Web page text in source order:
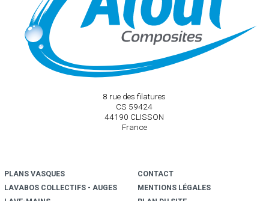
8 rue des filatures
CS 59424
44190 CLISSON
France
PLANS VASQUES
LAVABOS COLLECTIFS - AUGES
CONTACT
MENTIONS LÉGALES